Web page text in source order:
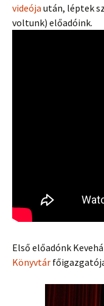
videója után, léptek
voltunk) előadóink.
Első előadónk
Könyvtár